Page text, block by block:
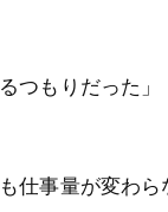
つもりだった
仕事量が変わ